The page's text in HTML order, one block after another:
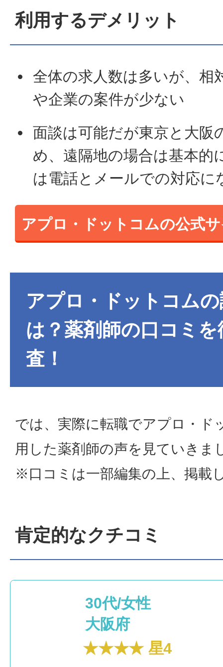
利用するデメリット
全体の求人数は多いが、相
や企業の案件が少ない
面談は可能だが東京と大阪
め、遠隔地の場合は基本的
は電話とメールでの対応に
アプロ・ドットコムの公式
アプロ・ドットコム
は？薬剤師の口コミを
査！
では、実際に転職でアプロ・ド
用した薬剤師の声を見ていきま
※口コミは一部編集の上、掲載
肯定的なクチコミ
30代/女性
大阪府
★★★★ 星4